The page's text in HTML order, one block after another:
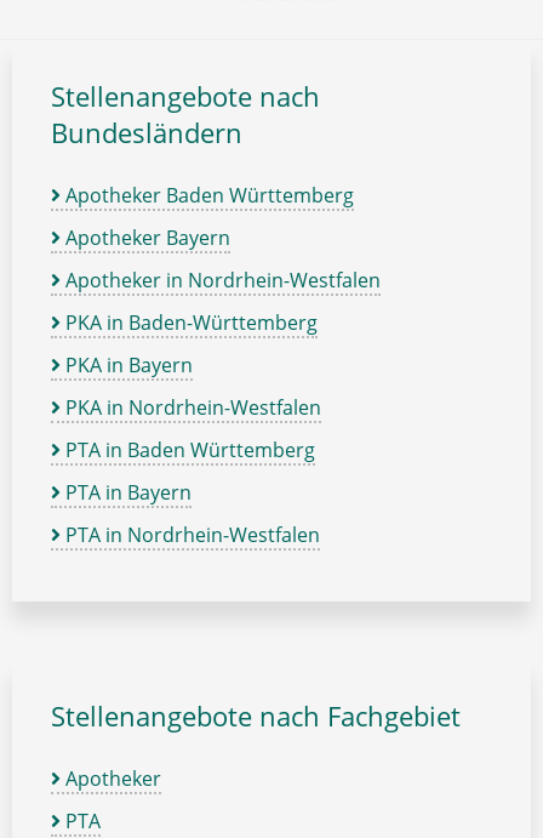
Stellenangebote nach
Bundesländern
Apotheker Baden Württemberg
Apotheker Bayern
Apotheker in Nordrhein-Westfalen
PKA in Baden-Württemberg
PKA in Bayern
PKA in Nordrhein-Westfalen
PTA in Baden Württemberg
PTA in Bayern
PTA in Nordrhein-Westfalen
Stellenangebote nach Fachgebiet
Apotheker
PTA